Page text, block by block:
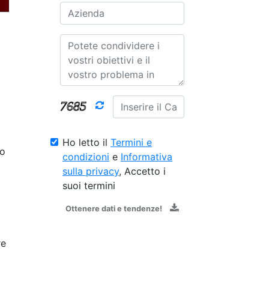
Ho letto il Termini e
condizioni e Informativa
sulla privacy, Accetto i
suoi termini
Ottenere dati e tendenze!